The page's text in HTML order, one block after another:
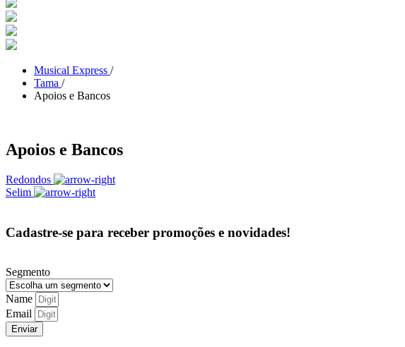
Musical Express /
Tama /
Apoios e Bancos
Apoios e Bancos
Redondos
Selim
Cadastre-se para receber promoções e novidades!
Segmento
Name
Email
Enviar